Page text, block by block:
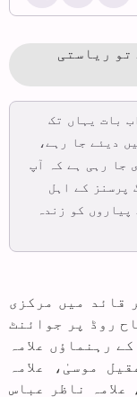
بات یہاں تک
دیئے جا رہے،
جا رہی ہے کہ آپ
پرسنز کے اہل
کو زندہ
قائد میں مرکزی
روڈ پر جوائنٹ
رہنماؤں علامہ
موسیٰ، علامہ
علامہ ناظر عباس